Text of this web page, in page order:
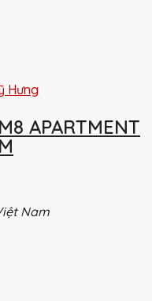
Hưng
APARTMENT
Nam